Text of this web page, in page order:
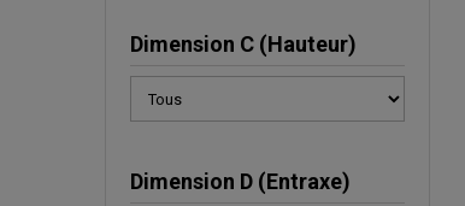
Dimension C (Hauteur)
Dimension D (Entraxe)